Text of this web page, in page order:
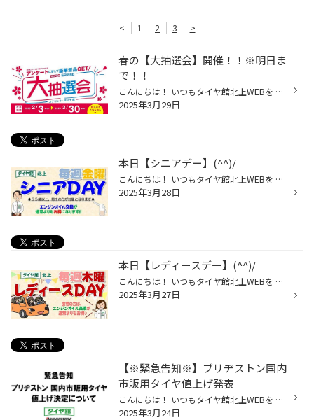
< 1 2 3 >
春の【大抽選会】開催！！※明日ま
で！！
こんにちは！ いつもタイヤ館北上WEBを ご覧いただきありがとうございます。 2/3から開催しています、 春の【大抽選会】 みなさん、参加してみましたか？(^^♬ 抽選会リンク先は → こちら 簡単なアンケートに答えるだけで 豪華景品が抽選で当たるかも！？ 抽選会は明日、3/30(日)までです！！ まずは...
2025年3月29日
本日【シニアデー】(^^)/
こんにちは！ いつもタイヤ館北上WEBを ご覧いただきありがとうございます。 本日【シニアデー】です！ 55歳以上男性の方は エンジンオイル交換が 通常よりお得に出来ちゃいます。 オイル交換も予約が可能！ WEB、またはお電話でもオイル交換の ご予約ができるようになりました☆(^^)/ ※タイヤ交換シ...
2025年3月28日
本日【レディースデー】(^^)/
こんにちは！ いつもタイヤ館北上WEBを ご覧いただきありがとうございます。 本日【レディースデー】です！ 女性の方はエンジンオイル交換が 通常よりお得に出来ちゃいます。 オイル交換も予約が可能！ WEB、またはお電話でもオイル交換の ご予約ができるようになりました☆(^^)/ ※タイヤ交換シーズ...
2025年3月27日
【※緊急告知※】ブリヂストン国内
市販用タイヤ値上げ発表
こんにちは！ いつもタイヤ館北上WEBを ご覧いただきありがとうございます。 皆様に大切なお知らせです。 株式会社ブリヂストンは、 国内市販用タイヤのメーカー出荷 価格の値上げを決定致しました。 対象商品 国内市販用タイヤ(夏/冬)、チューブ、フラップ 値上げ率 6～8％(各商品グループ平均) ※...
2025年3月24日